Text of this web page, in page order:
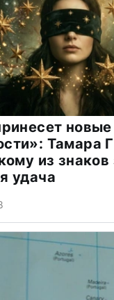
новые
Тамара
из знаков
удача